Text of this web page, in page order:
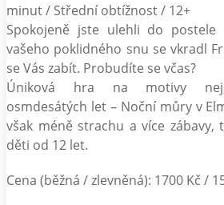
minut / Střední obtížnost / 12+
Spokojeně jste ulehli do
vašeho poklidného snu se vkradl
se Vás zabít. Probudíte se včas?
Úniková hra na motivy
osmdesátých let – Noční můry v
však méně strachu a více zábavy,
děti od 12 let.
Cena (běžná / zlevněná): 1700 Kč /